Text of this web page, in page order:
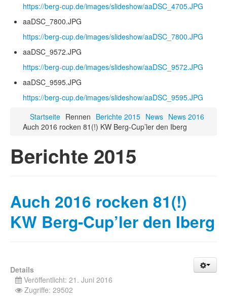
https://berg-cup.de/images/slideshow/aaDSC_4705.JPG
aaDSC_7800.JPG
https://berg-cup.de/images/slideshow/aaDSC_7800.JPG
aaDSC_9572.JPG
https://berg-cup.de/images/slideshow/aaDSC_9572.JPG
aaDSC_9595.JPG
https://berg-cup.de/images/slideshow/aaDSC_9595.JPG
Startseite Rennen Berichte 2015 News News 2016
Auch 2016 rocken 81(!) KW Berg-Cup’ler den Iberg
Berichte 2015
Auch 2016 rocken 81(!)
KW Berg-Cup’ler den Iberg
Details
Veröffentlicht: 21. Juni 2016
Zugriffe: 29502